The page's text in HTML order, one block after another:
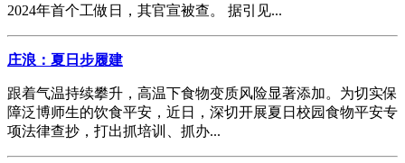
2024年首个工做日，其官宣被查。 据引见...
庄浪：夏日步履建
跟着气温持续攀升，高温下食物变质风险显著添加。为切实保
障泛博师生的饮食平安，近日，深切开展夏日校园食物平安专
项法律查抄，打出抓培训、抓办...